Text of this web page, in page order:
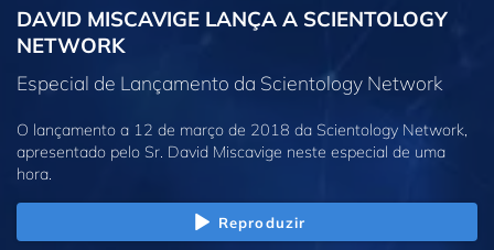
DAVID MISCAVIGE LANÇA A SCIENTOLOGY
NETWORK
Especial de Lançamento da Scientology Network
O lançamento a 12 de março de 2018 da Scientology Network,
apresentado pelo Sr. David Miscavige neste especial de uma
hora.
Reproduzir